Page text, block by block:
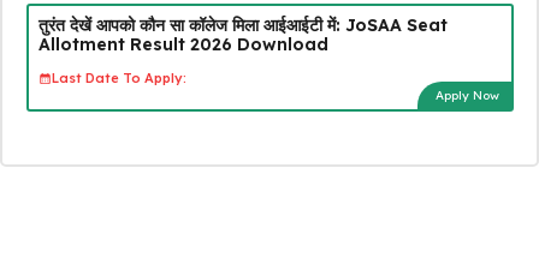
तुरंत देखें आपको कौन सा कॉलेज मिला आईआईटी में: JoSAA Seat
Allotment Result 2026 Download
Last Date To Apply:
Apply Now